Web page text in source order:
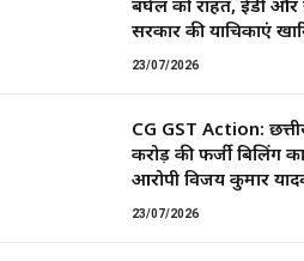
बघेल को राहत, ईडी और
सरकार की याचिकाएं
23/07/2026
CG GST Action:
करोड़ की फर्जी बिलिंग
आरोपी विजय कुमार
23/07/2026